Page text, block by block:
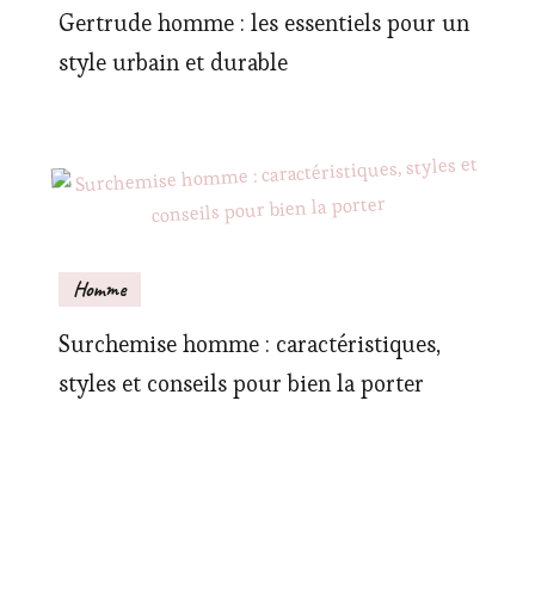
Gertrude homme : les essentiels pour un
style urbain et durable
Homme
Surchemise homme : caractéristiques,
styles et conseils pour bien la porter